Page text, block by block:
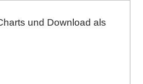
und Download als